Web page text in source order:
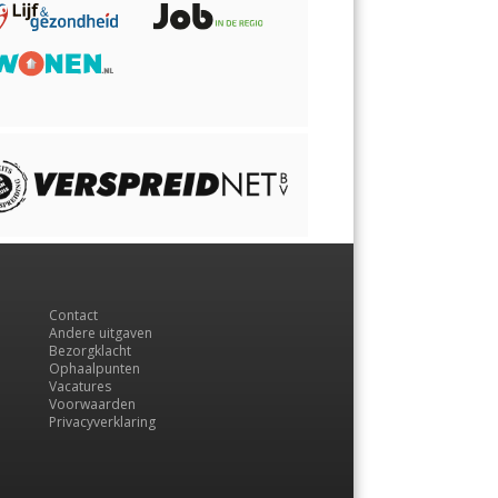
Contact
Andere uitgaven
Bezorgklacht
Ophaalpunten
Vacatures
Voorwaarden
Privacyverklaring